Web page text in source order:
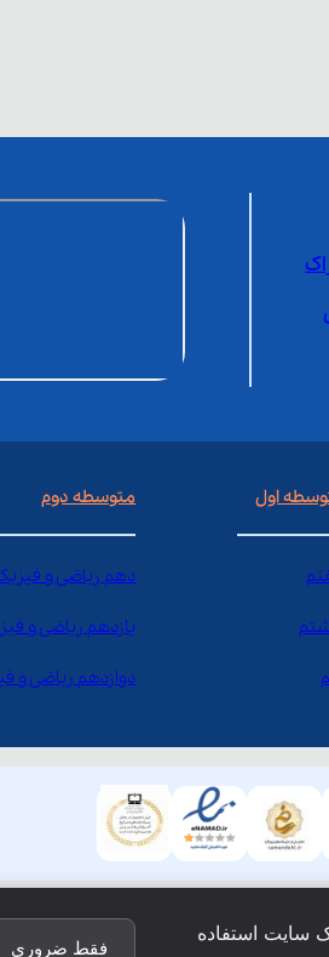
اول متوسطه دوم
دهم ریاضی و
یازدهم ریاضی و
دوازدهم ریاضی و
سایت استفاده
فقط ضروری